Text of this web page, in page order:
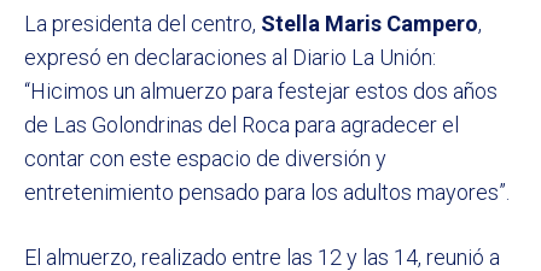
La presidenta del centro, Stella Maris Campero,
expresó en declaraciones al Diario La Unión:
“Hicimos un almuerzo para festejar estos dos años
de Las Golondrinas del Roca para agradecer el
contar con este espacio de diversión y
entretenimiento pensado para los adultos mayores”.
El almuerzo, realizado entre las 12 y las 14, reunió a